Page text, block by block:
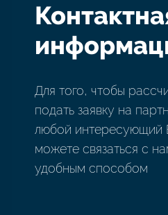
Для того, чтобы
подать заявку на
любой интересующий
можете связаться с
удобным способом